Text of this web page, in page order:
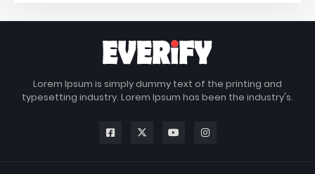
Lorem Ipsum is simply dummy text of the printing and
typesetting industry. Lorem Ipsum has been the industry's.